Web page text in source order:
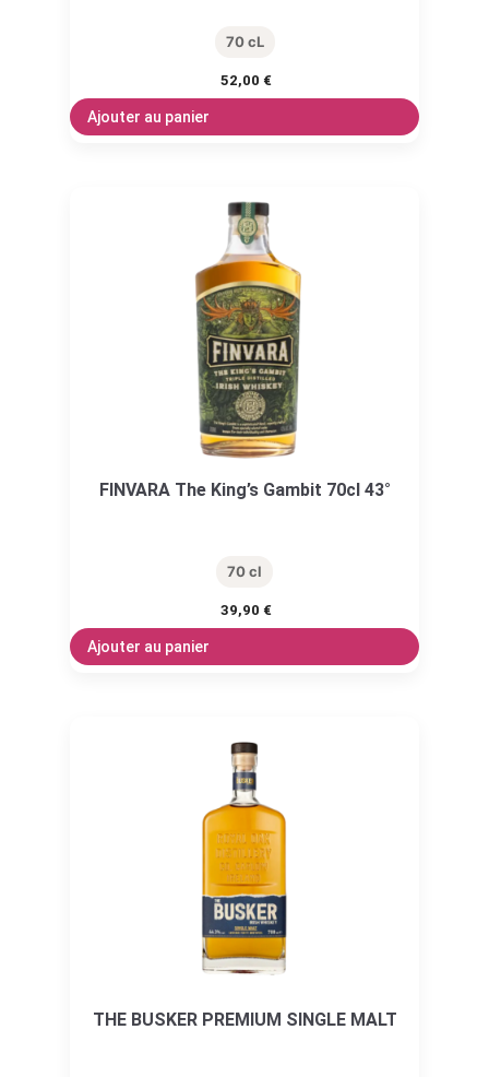
70 cL
52,00 €
Ajouter au panier
FINVARA The King’s Gambit 70cl 43°
70 cl
39,90 €
Ajouter au panier
THE BUSKER PREMIUM SINGLE MALT